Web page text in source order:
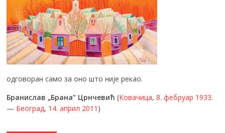
одговоран само за оно што није рекао.
Бранислав „Брана” Црнчевић (Ковачица,8. фебруар 1933.
— Београд, 14. април 2011 )